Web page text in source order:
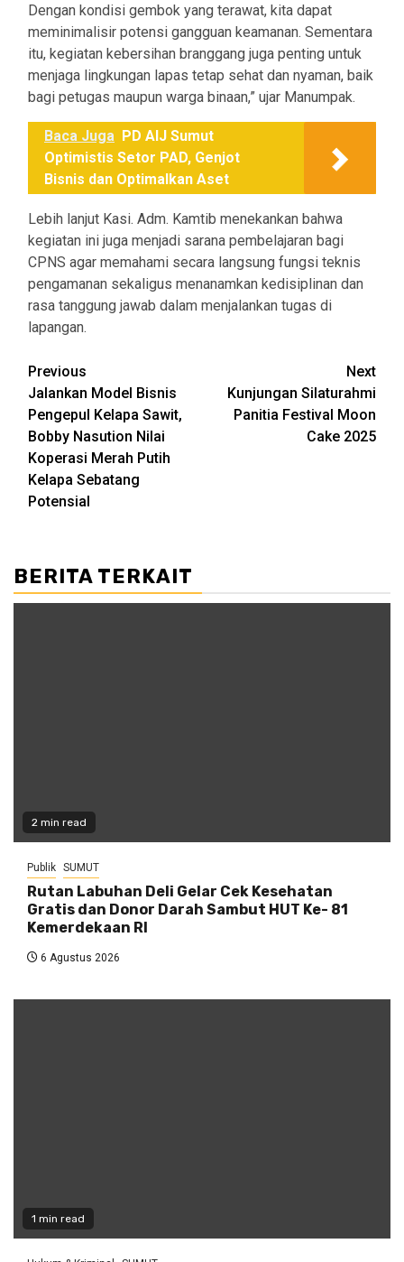
Dengan kondisi gembok yang terawat, kita dapat
meminimalisir potensi gangguan keamanan. Sementara
itu, kegiatan kebersihan branggang juga penting untuk
menjaga lingkungan lapas tetap sehat dan nyaman, baik
bagi petugas maupun warga binaan,” ujar Manumpak.
Baca Juga PD AIJ Sumut
Optimistis Setor PAD, Genjot
Bisnis dan Optimalkan Aset
Lebih lanjut Kasi. Adm. Kamtib menekankan bahwa
kegiatan ini juga menjadi sarana pembelajaran bagi
CPNS agar memahami secara langsung fungsi teknis
pengamanan sekaligus menanamkan kedisiplinan dan
rasa tanggung jawab dalam menjalankan tugas di
lapangan.
Post
navigation
Previous
Jalankan Model Bisnis
Pengepul Kelapa Sawit,
Bobby Nasution Nilai
Koperasi Merah Putih
Kelapa Sebatang
Potensial
Next
Kunjungan Silaturahmi
Panitia Festival Moon
Cake 2025
BERITA TERKAIT
2 min read
Publik SUMUT
Rutan Labuhan Deli Gelar Cek Kesehatan
Gratis dan Donor Darah Sambut HUT Ke- 81
Kemerdekaan RI
6 Agustus 2026
1 min read